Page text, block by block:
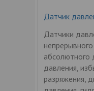
Датчик
Датчики
абсолютного
давления,
разряжения,